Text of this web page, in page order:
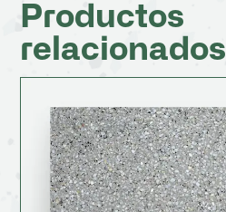
Productos
relacionados